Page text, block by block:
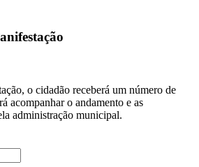
o cidadão receberá um número de
acompanhar o andamento e as
administração municipal.